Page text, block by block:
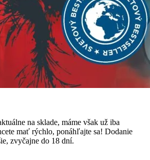
na sklade, máme však už iba
mať rýchlo, ponáhľajte sa! Dodanie
zvyčajne do 18 dní.